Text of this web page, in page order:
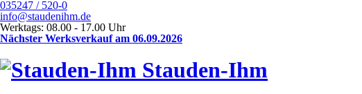
035247 / 520-0
info@staudenihm.de
Werktags: 08.00 - 17.00 Uhr
Nächster Werksverkauf am 06.09.2026
Stauden-Ihm